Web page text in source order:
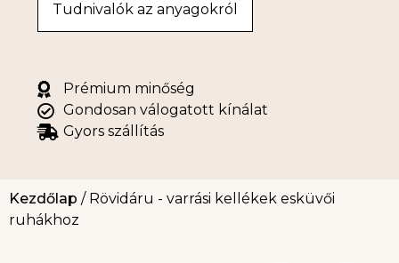
Tudnivalók az anyagokról
Prémium minőség
Gondosan válogatott kínálat
Gyors szállítás
Kezdőlap / Rövidáru - varrási kellékek esküvői
ruhákhoz